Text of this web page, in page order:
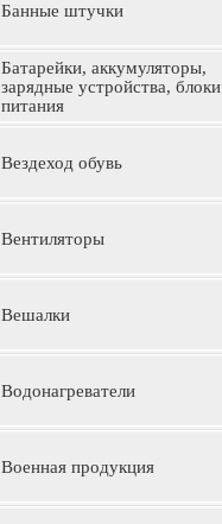
Банные штучки
Батарейки, аккумуляторы,
зарядные устройства, блоки
питания
Вездеход обувь
Вентиляторы
Вешалки
Водонагреватели
Военная продукция